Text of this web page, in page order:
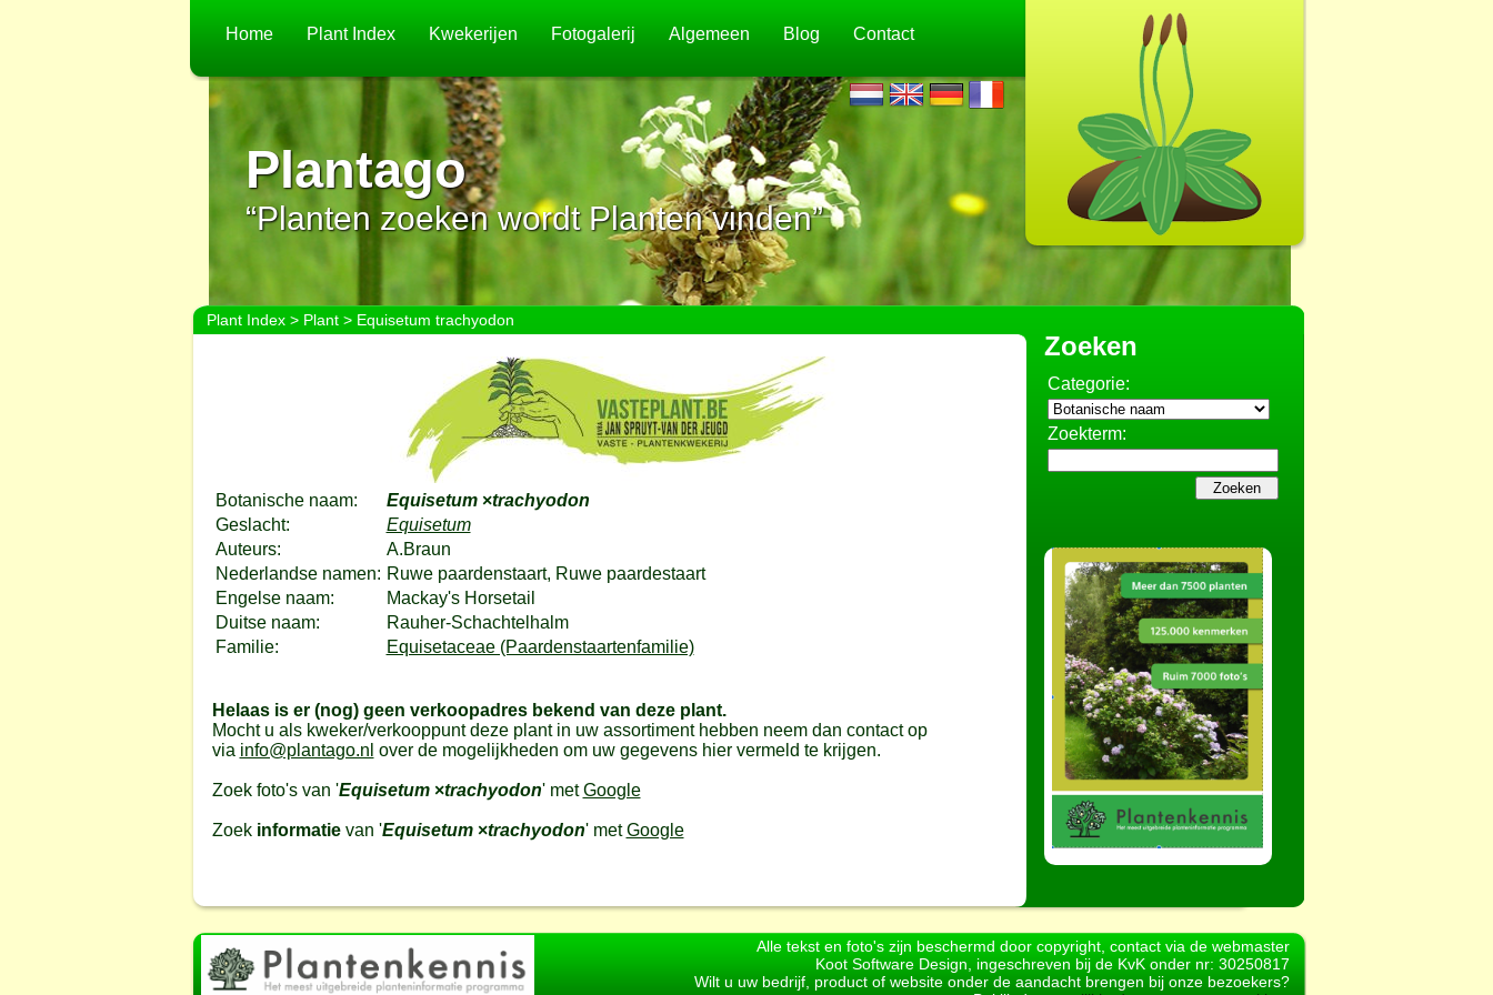
Home Plant Index Kwekerijen Fotogalerij Algemeen Blog Contact
Plantago
“Planten zoeken wordt Planten vinden”
Plant Index> Plant> Equisetum trachyodon
Botanische naam: Equisetum ×trachyodon
Geslacht:
Equisetum
Auteurs:
A.Braun
Nederlandse namen: Ruwe paardenstaart, Ruwe paardestaart
Engelse naam:
Mackay's Horsetail
Duitse naam:
Rauher-Schachtelhalm
Familie:
Equisetaceae (Paardenstaartenfamilie)
Helaas is er (nog) geen verkoopadres bekend van deze plant.
Mocht u als kweker/verkooppunt deze plant in uw assortiment hebben neem dan contact op
via info@plantago.nl over de mogelijkheden om uw gegevens hier vermeld te krijgen.
Zoek foto's van 'Equisetum ×trachyodon' metGoogle
Zoek informatievan 'Equisetum ×trachyodon' metGoogle
Zoeken
Categorie:
Zoekterm:
Alle tekst en foto's zijn beschermd door copyright, contact via de webmaster
Koot Software Design, ingeschreven bij de KvK onder nr: 30250817
Wilt u uw bedrijf, product of website onder de aandacht brengen bij onze bezoekers?